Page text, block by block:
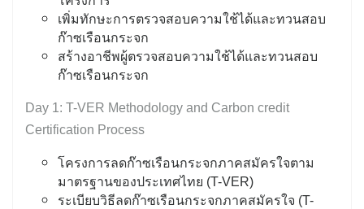
เพิ่มทักษะการตรวจสอบความใช้ได้และทวนสอบ
ก๊าซเรือนกระจก
สร้างอาชีพผู้ตรวจสอบความใช้ได้และทวนสอบ
ก๊าซเรือนกระจก
Day 1: T-VER Methodology and Carbon credit
Certification Process
โครงการลดก๊าซเรือนกระจกภาคสมัครใจตาม
มาตรฐานของประเทศไทย (T-VER)
ระเบียบวิธีลดก๊าซเรือนกระจกภาคสมัครใจ (T-